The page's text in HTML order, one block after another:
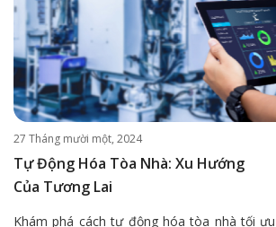
27 Tháng mười một, 2024
Tự Động Hóa Tòa Nhà: Xu Hướng
Của Tương Lai
Khám phá cách tự động hóa tòa nhà tối